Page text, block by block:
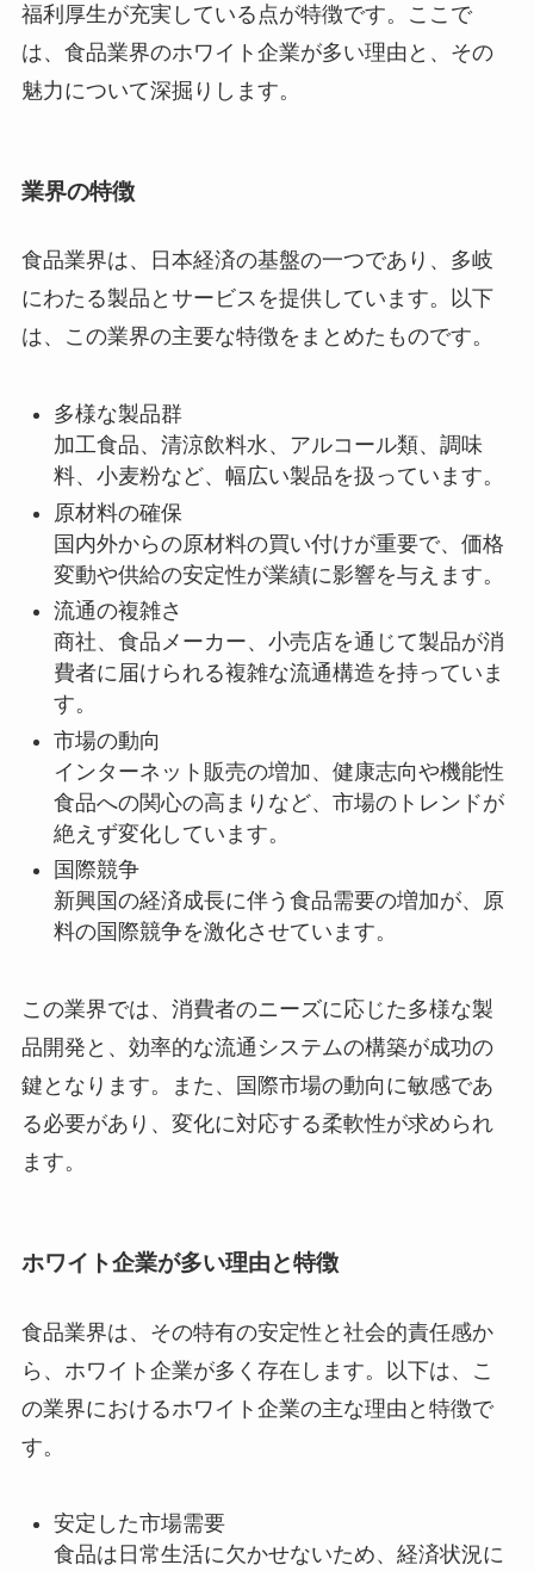
福利厚生が充実している点が特徴です。ここで
は、食品業界のホワイト企業が多い理由と、その
魅力について深掘りします。
業界の特徴
食品業界は、日本経済の基盤の一つであり、多岐
にわたる製品とサービスを提供しています。以下
は、この業界の主要な特徴をまとめたものです。
多様な製品群
加工食品、清涼飲料水、アルコール類、調味
料、小麦粉など、幅広い製品を扱っています。
原材料の確保
国内外からの原材料の買い付けが重要で、価格
変動や供給の安定性が業績に影響を与えます。
流通の複雑さ
商社、食品メーカー、小売店を通じて製品が消
費者に届けられる複雑な流通構造を持っていま
す。
市場の動向
インターネット販売の増加、健康志向や機能性
食品への関心の高まりなど、市場のトレンドが
絶えず変化しています。
国際競争
新興国の経済成長に伴う食品需要の増加が、原
料の国際競争を激化させています。
この業界では、消費者のニーズに応じた多様な製
品開発と、効率的な流通システムの構築が成功の
鍵となります。また、国際市場の動向に敏感であ
る必要があり、変化に対応する柔軟性が求められ
ます。
ホワイト企業が多い理由と特徴
食品業界は、その特有の安定性と社会的責任感か
ら、ホワイト企業が多く存在します。以下は、こ
の業界におけるホワイト企業の主な理由と特徴で
す。
安定した市場需要
食品は日常生活に欠かせないため、経済状況に